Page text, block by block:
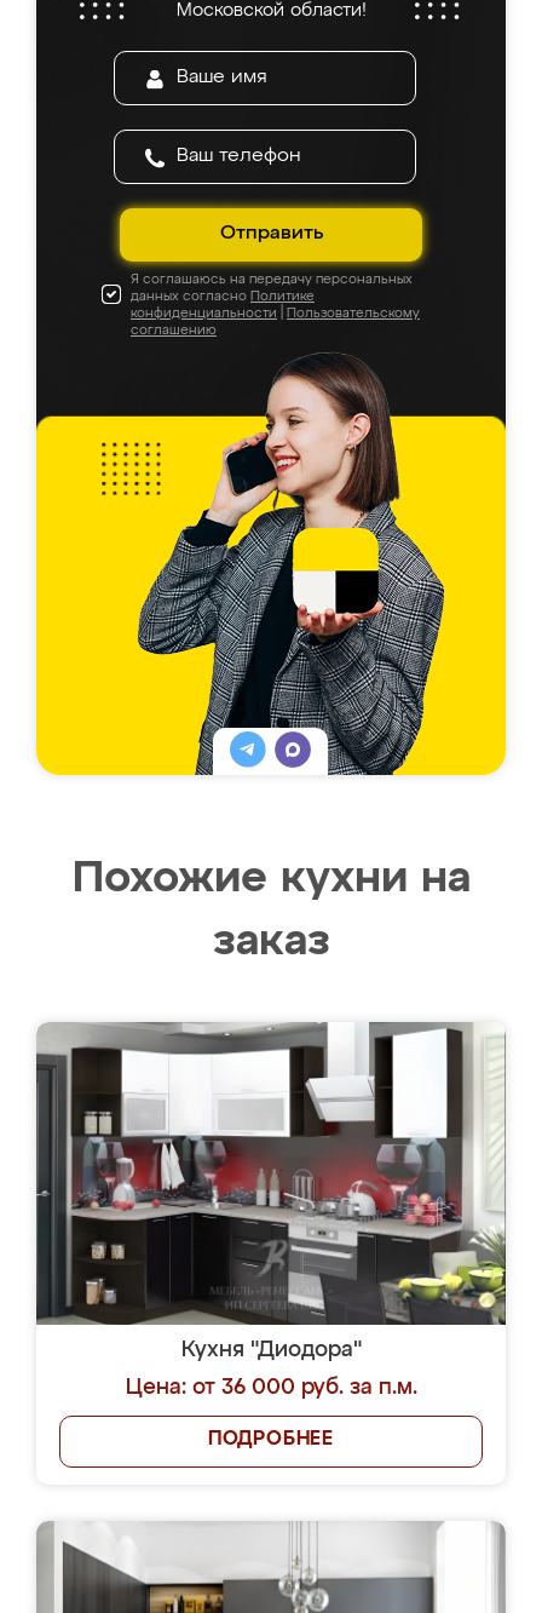
Московской области!
Отправить
Я соглашаюсь на передачу персональных
данных согласно Политике
конфиденциальности
Пользовательскому
соглашению
Похожие кухни на
заказ
Кухня "Диодора"
Цена: от 36 000 руб. за п.м.
ПОДРОБНЕЕ